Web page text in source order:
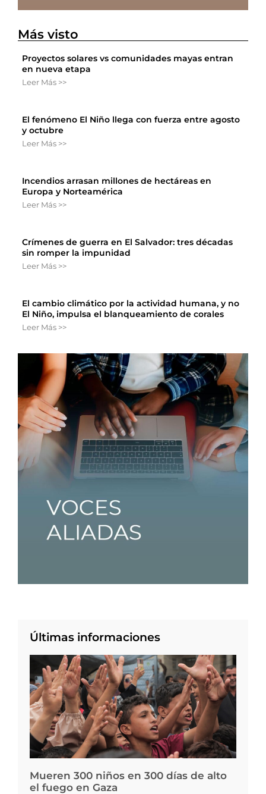
Más visto
Proyectos solares vs comunidades mayas entran
en nueva etapa
Leer Más >>
El fenómeno El Niño llega con fuerza entre agosto
y octubre
Leer Más >>
Incendios arrasan millones de hectáreas en
Europa y Norteamérica
Leer Más >>
Crímenes de guerra en El Salvador: tres décadas
sin romper la impunidad
Leer Más >>
El cambio climático por la actividad humana, y no
El Niño, impulsa el blanqueamiento de corales
Leer Más >>
Últimas informaciones
Mueren 300 niños en 300 días de alto
el fuego en Gaza